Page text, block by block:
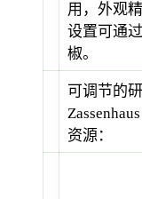
用，外观
设置可通
椒。
可调节的
资源：